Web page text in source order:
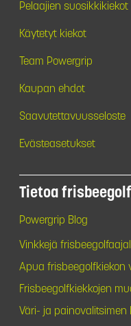
Pelaajien suosikkikiekot
Käytetyt kiekot
Team Powergrip
Kaupan ehdot
Saavutettavuusseloste
Evästeasetukset
Tietoa
Powergrip Blog
Vinkkejä
Apua frisbeegolfkiekon
Frisbeegolfkiekkojen
Väri- ja painovalitsimen